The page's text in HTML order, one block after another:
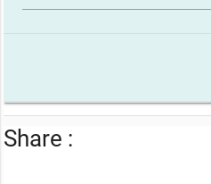
Share :